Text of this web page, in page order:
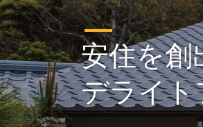
安住を創
デライ